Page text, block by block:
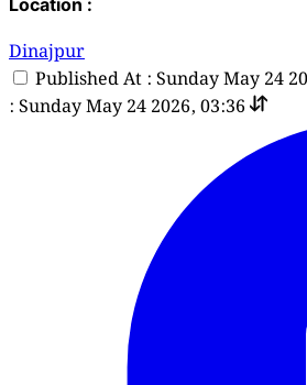
Dinajpur
Published At : Sunday May 24
: Sunday May 24 2026, 03:36